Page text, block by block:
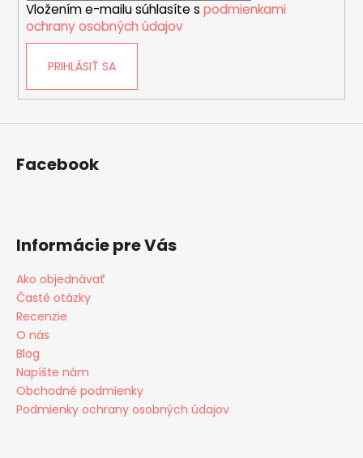
Vložením e-mailu súhlasíte s podmienkami
ochrany osobných údajov
PRIHLÁSIŤ SA
Facebook
Informácie pre Vás
Ako objednávať
Časté otázky
Recenzie
O nás
Blog
Napíšte nám
Obchodné podmienky
Podmienky ochrany osobných údajov